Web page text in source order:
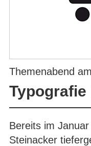
Themenabend
Bereits im
Steinacker